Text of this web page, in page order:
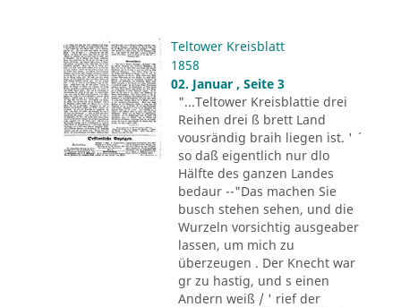
Teltower Kreisblatt
1858
02. Januar , Seite 3
"...Teltower Kreisblattie drei
Reihen drei ß brett Land
vousrändig braih liegen ist. ' ´
so daß eigentlich nur dlo
Hälfte des ganzen Landes
bedaur --"Das machen Sie
busch stehen sehen, und die
Wurzeln vorsichtig ausgeaber
lassen, um mich zu
überzeugen . Der Knecht war
gr zu hastig, und s einen
Andern weiß / ' rief der